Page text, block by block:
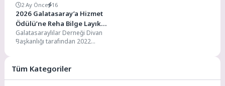
2 Ay Önce 16
2026 Galatasaray’a Hizmet
Ödülü’ne Reha Bilge Layık
Görüldü
Galatasaraylılar Derneği Divan
Başkanlığı tarafından 2022
7...
Tüm Kategoriler